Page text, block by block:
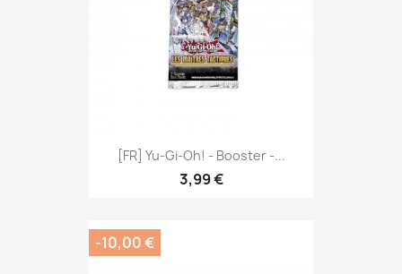
[FR] Yu-Gi-Oh! - Booster -...
3,99 €
-10,00 €